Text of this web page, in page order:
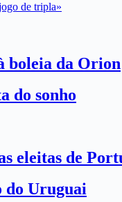
de tripla»
boleia da Orion
do sonho
eleitas de
do Uruguai